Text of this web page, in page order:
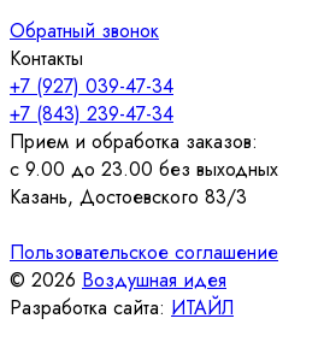
Обратный звонок
Контакты
+7 (927) 039-47-34
+7 (843) 239-47-34
Прием и обработка заказов:
с 9.00 до 23.00 без выходных
Казань, Достоевского 83/3
Пользовательское соглашение
© 2026 Воздушная идея
Разработка сайта: ИТАЙЛ